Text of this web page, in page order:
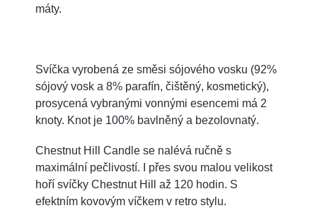
máty.
Svíčka vyrobená ze směsi sójového vosku (92%
sójový vosk a 8% parafín, čištěný, kosmetický),
prosycená vybranými vonnými esencemi má 2
knoty. Knot je 100% bavlněný a bezolovnatý.
Chestnut Hill Candle se nalévá ručně s
maximální pečlivostí. I přes svou malou velikost
hoří svíčky Chestnut Hill až 120 hodin. S
efektním kovovým víčkem v retro stylu.